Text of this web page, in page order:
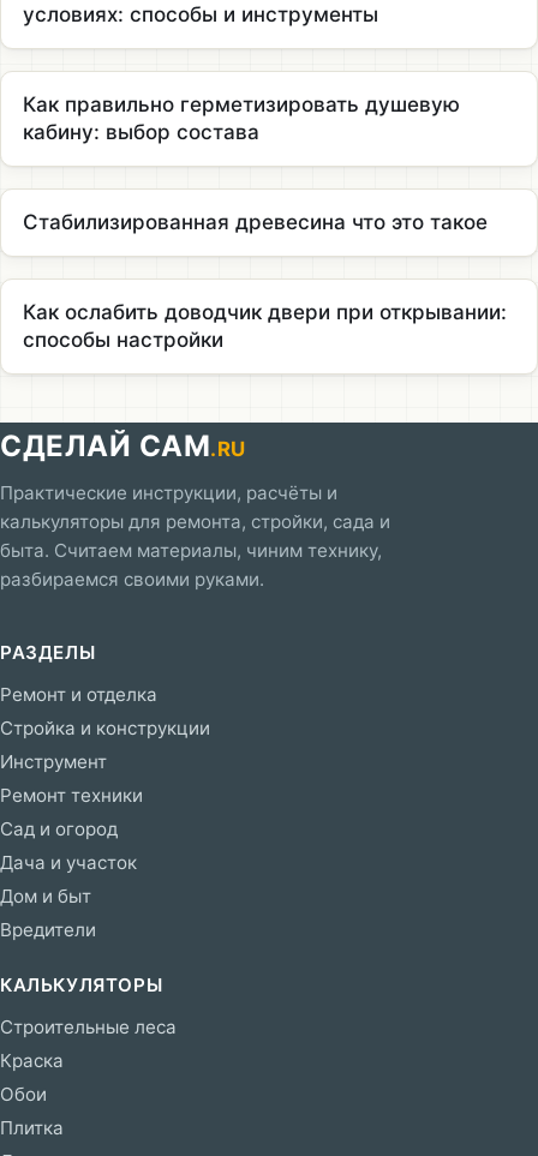
условиях: способы и инструменты
Как правильно герметизировать душевую
кабину: выбор состава
Стабилизированная древесина что это такое
Как ослабить доводчик двери при открывании:
способы настройки
СДЕЛАЙ САМ.RU
Практические инструкции, расчёты и
калькуляторы для ремонта, стройки, сада и
быта. Считаем материалы, чиним технику,
разбираемся своими руками.
РАЗДЕЛЫ
Ремонт и отделка
Стройка и конструкции
Инструмент
Ремонт техники
Сад и огород
Дача и участок
Дом и быт
Вредители
КАЛЬКУЛЯТОРЫ
Строительные леса
Краска
Обои
Плитка